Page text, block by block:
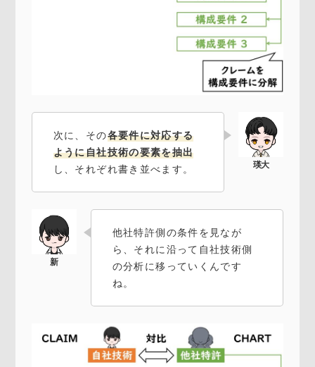
次に、その各要件に対応する
ように自社技術の要素を抽出
し、それぞれ書き並べます。
他社特許側の条件を見なが
ら、それに沿って自社技術側
の分析に移っていくんです
ね。